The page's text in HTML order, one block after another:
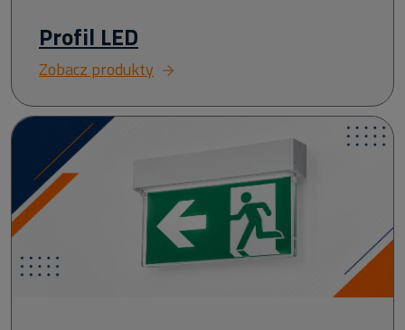
Profil LED
Zobacz produkty